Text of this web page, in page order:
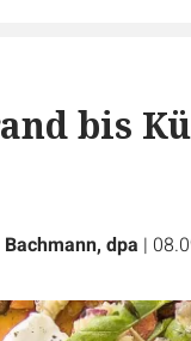
bis
dpa |